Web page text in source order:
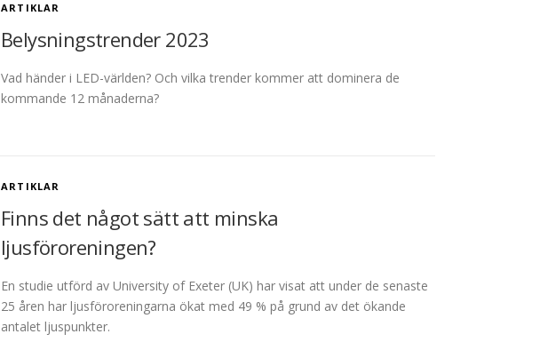
ARTIKLAR
Belysningstrender 2023
Vad händer i LED-världen? Och vilka trender kommer att dominera de
kommande 12 månaderna?
ARTIKLAR
Finns det något sätt att minska
ljusföroreningen?
En studie utförd av University of Exeter (UK) har visat att under de senaste
25 åren har ljusföroreningarna ökat med 49 % på grund av det ökande
antalet ljuspunkter.